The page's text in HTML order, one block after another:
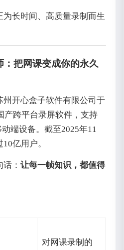
长时间、高质量录制而生
把网课变成你的永久
开心盒子软件有限公司于
产跨平台录屏软件，支持
端设备。截至2025年11
亿用户。
： 让每一帧知识，都值得
对网课录制的